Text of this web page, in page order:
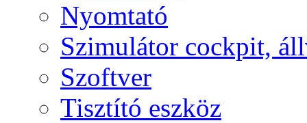
Nyomtató
Szimulátor cockpit,
Szoftver
Tisztító eszköz